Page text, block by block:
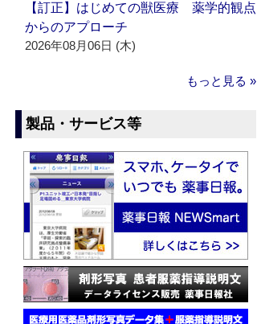
【訂正】はじめての獣医療 薬学的観点
からのアプローチ
2026年08月06日 (木)
もっと見る »
製品・サービス等